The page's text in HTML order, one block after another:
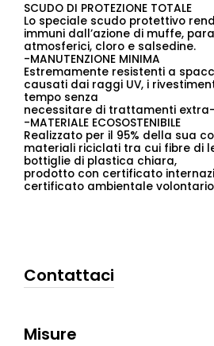
SCUDO DI PROTEZIONE TOTALE
Lo speciale scudo protettivo
immuni dall’azione di muffe,
atmosferici, cloro e salsedine.
-MANUTENZIONE MINIMA
Estremamente resistenti a
causati dai raggi UV, i
tempo senza
necessitare di trattamenti
-MATERIALE ECOSOSTENIBILE
Realizzato per il 95% della sua
materiali riciclati tra cui fibre di
bottiglie di plastica chiara,
prodotto con certificato
certificato ambientale volontario
Contattaci
Misure